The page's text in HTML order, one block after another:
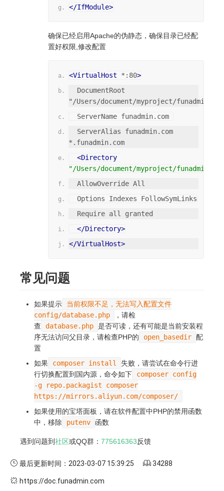
</IfModule>
确保已经启用Apache的伪静态，确保目录已经配
置好权限,修改配置
<VirtualHost *:80>
"/Users/document/myproject/funadmin/
  ServerName funadmin.com
*.funadmin.com
<Directory
"/Users/document/myproject/funadmin"
  AllowOverride All
  Options Indexes FollowSymLinks
  Require all granted
</Directory>
</VirtualHost>
常见问题
如果提示
当前权限不足，无法写入配置文件
config/database.php
，请检
查
database.php 是否可读，还有可能是当前安装程
序无法访问父目录，请检查PHP的
open_basedir 配
置
如果
composer install
失败，请尝试在命令行进
行切换配置到国内源，命令如下
composer config
-g repo.packagist composer
https://mirrors.aliyun.com/composer/
如果使用的宝塔面板，请在软件配置中PHP的禁用函数
中，移除
putenv 函数
遇到问题到社区或QQ群： 775616363反馈
最后更新时间：2023-03-07 15:39:25 34288
https://doc.funadmin.com